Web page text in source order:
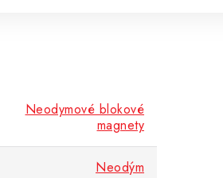
Neodymové blokové
magnety
Neodým